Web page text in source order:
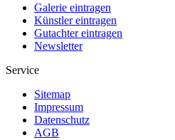
Galerie eintragen
Künstler eintragen
Gutachter eintragen
Newsletter
Service
Sitemap
Impressum
Datenschutz
AGB